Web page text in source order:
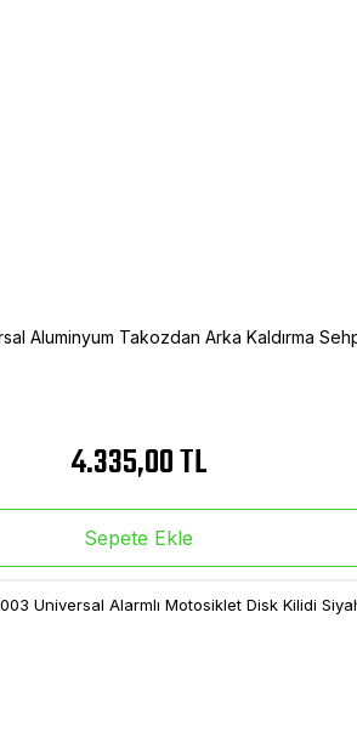
Aluminyum Takozdan Arka Kaldırma
4.335,00 TL
Sepete Ekle